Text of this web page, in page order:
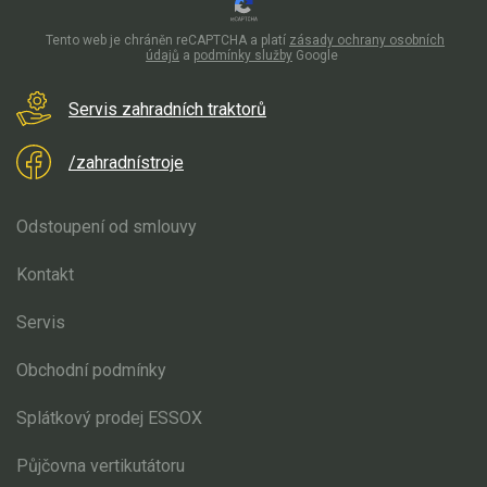
Elektrické tříkolky pro seniory
Elektrické tříkolky pracovní
Elektrické čtyřkolky
Náhradní díly
Náhradní díly pro motorové pily
Řetězové pily
Náhradní díly pro křovinořezy
Servis zahradních traktorů
/zahradnístroje
Odstoupení od smlouvy
Kontakt
Servis
Obchodní podmínky
Splátkový prodej ESSOX
Půjčovna vertikutátoru
Tento web je chráněn reCAPTCHA a platí zásady ochrany osobních
údajů a podmínky služby Google